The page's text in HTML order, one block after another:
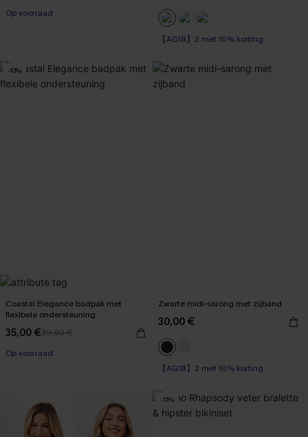
Op voorraad
【AG18】2 met 10% korting
-10%
Coastal Elegance badpak met
flexibele ondersteuning
35,00 €39,00 €
【AG18】2 met 10% korting
Zwarte midi-sarong met zijband
30,00 €
【AG18】2 met 10% korting
-11%